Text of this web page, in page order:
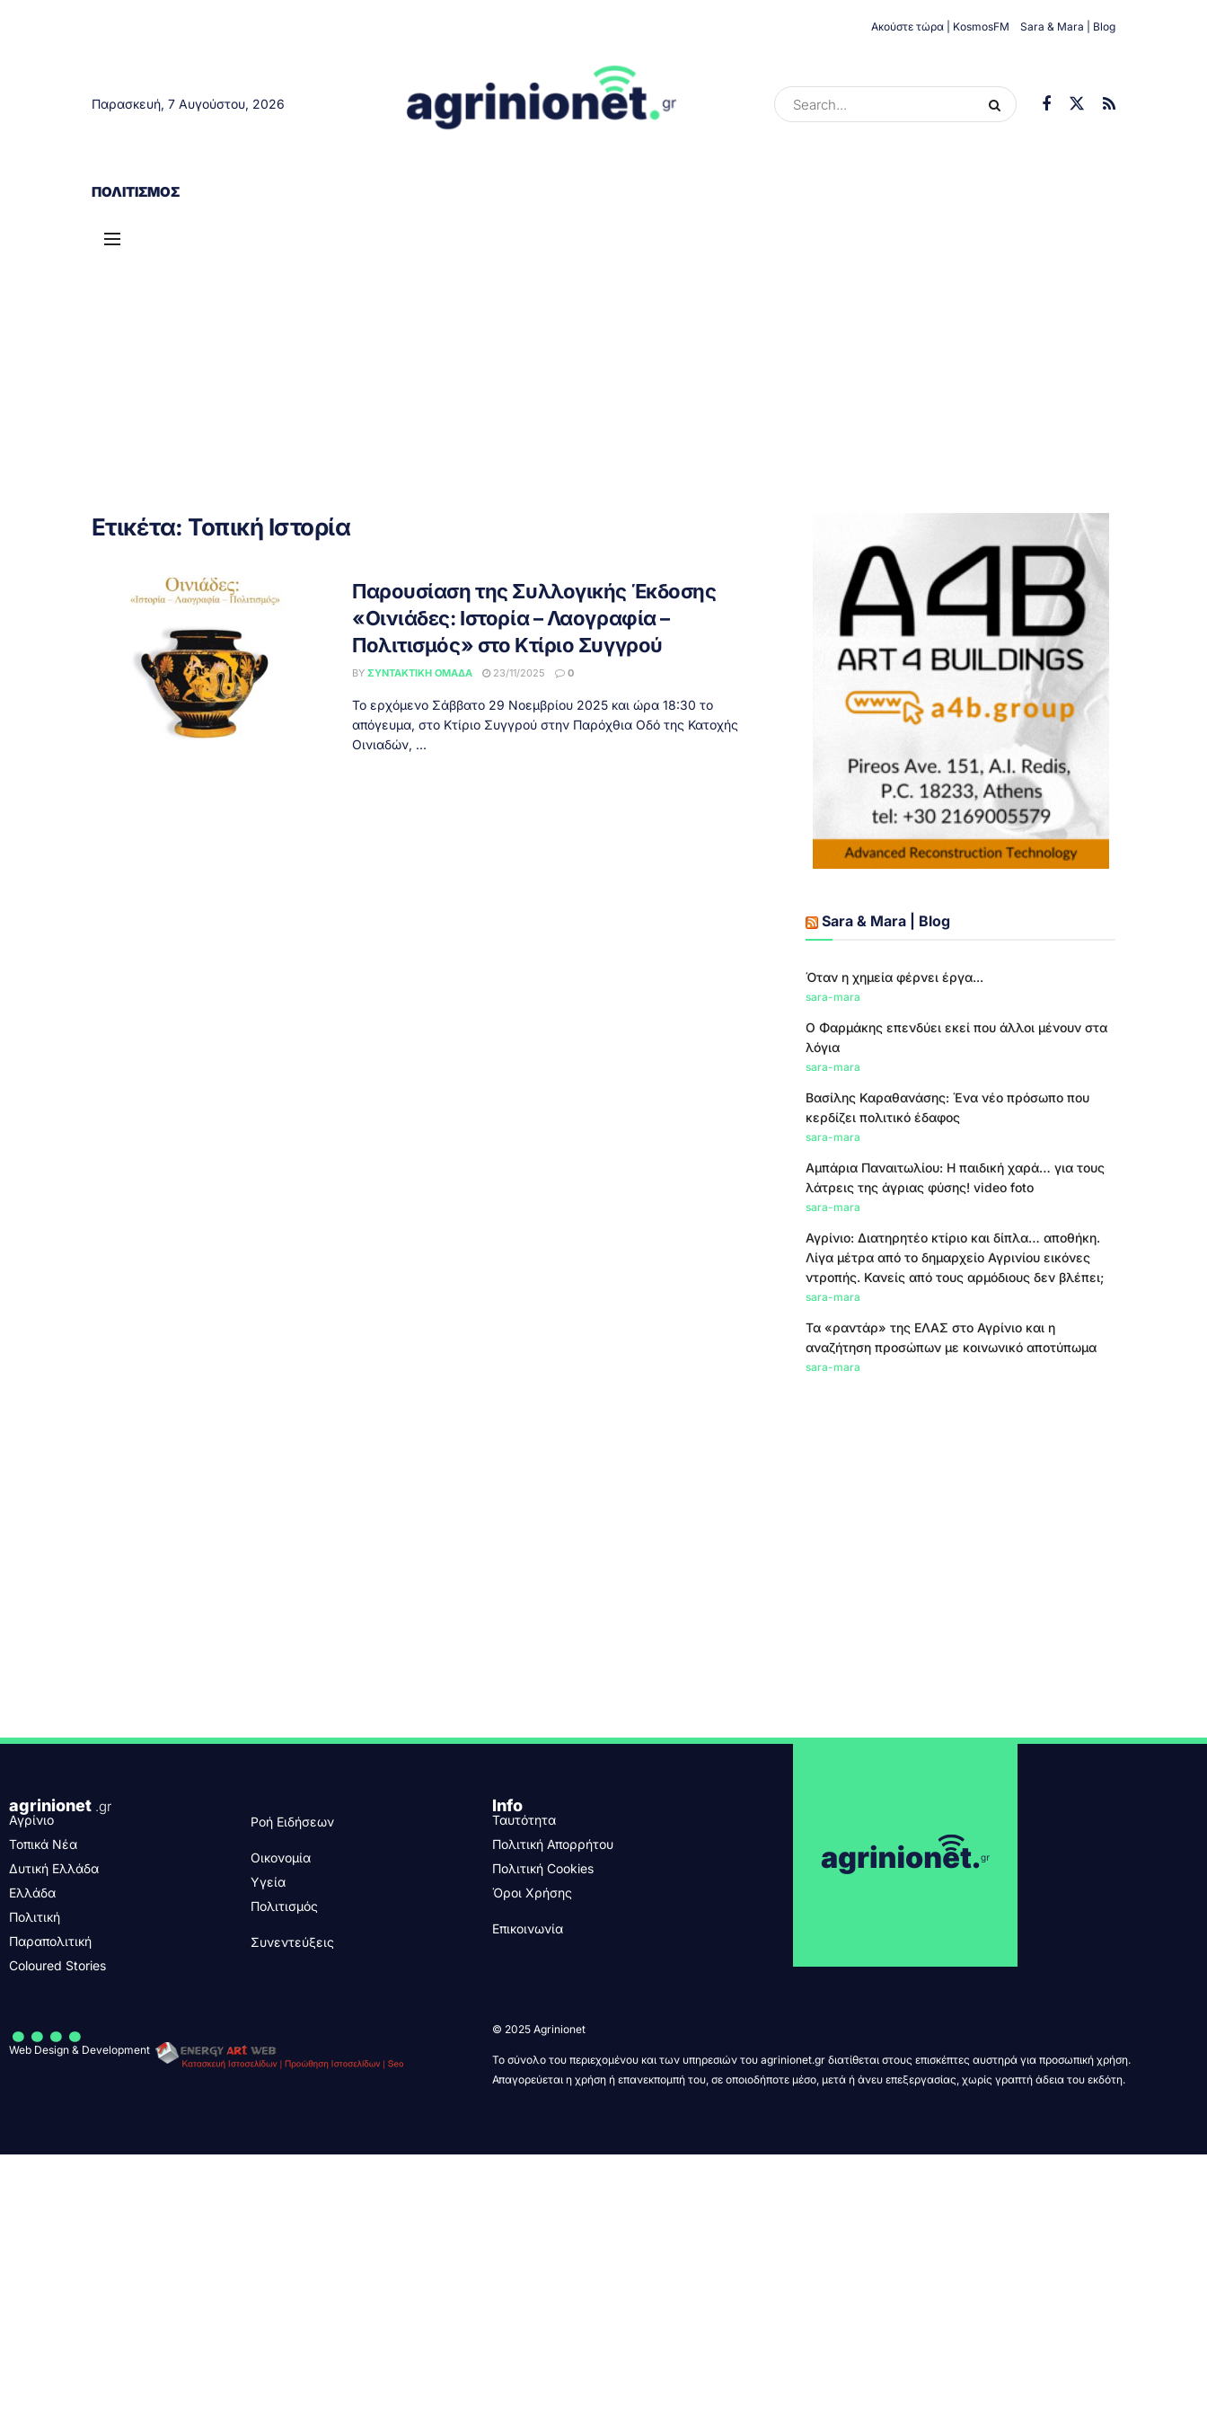
Ακούστε τώρα | KosmosFM Sara & Mara | Blog
Παρασκευή, 7 Αυγούστου, 2026
ΠΟΛΙΤΙΣΜΌΣ
Ετικέτα: Τοπική Ιστορία
Παρουσίαση της Συλλογικής Έκδοσης
«Οινιάδες: Ιστορία – Λαογραφία –
Πολιτισμός» στο Κτίριο Συγγρού
BY ΣΥΝΤΑΚΤΙΚΉ ΟΜΆΔΑ 23/11/2025 0
Το ερχόμενο Σάββατο 29 Νοεμβρίου 2025 και ώρα 18:30 το
απόγευμα, στο Κτίριο Συγγρού στην Παρόχθια Οδό της Κατοχής
Οινιαδών, ...
Sara & Mara | Blog
Όταν η χημεία φέρνει έργα...
sara-mara
Ο Φαρμάκης επενδύει εκεί που άλλοι μένουν στα
λόγια
sara-mara
Βασίλης Καραθανάσης: Ένα νέο πρόσωπο που
κερδίζει πολιτικό έδαφος
sara-mara
Αμπάρια Παναιτωλίου: Η παιδική χαρά… για τους
λάτρεις της άγριας φύσης! video foto
sara-mara
Αγρίνιο: Διατηρητέο κτίριο και δίπλα… αποθήκη.
Λίγα μέτρα από το δημαρχείο Αγρινίου εικόνες
ντροπής. Κανείς από τους αρμόδιους δεν βλέπει;
sara-mara
Τα «ραντάρ» της ΕΛΑΣ στο Αγρίνιο και η
αναζήτηση προσώπων με κοινωνικό αποτύπωμα
sara-mara
agrinionet .gr
Αγρίνιο
Τοπικά Νέα
Δυτική Ελλάδα
Ελλάδα
Πολιτική
Παραπολιτική
Coloured Stories
Ροή Ειδήσεων
Οικονομία
Υγεία
Πολιτισμός
Συνεντεύξεις
Info
Ταυτότητα
Πολιτική Απορρήτου
Πολιτική Cookies
Όροι Χρήσης
Επικοινωνία
....
Web Design & Development
© 2025 Agrinionet
Το σύνολο του περιεχομένου και των υπηρεσιών του agrinionet.gr διατίθεται στους επισκέπτες αυστηρά για προσωπική χρήση.
Απαγορεύεται η χρήση ή επανεκπομπή του, σε οποιοδήποτε μέσο, μετά ή άνευ επεξεργασίας, χωρίς γραπτή άδεια του εκδότη.